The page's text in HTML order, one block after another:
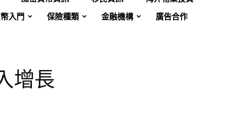
入門 保險種類 金融機構 廣告合作
增長